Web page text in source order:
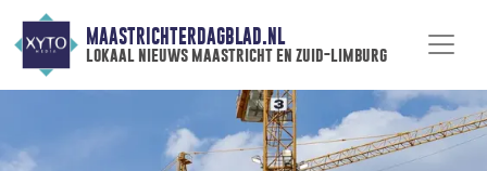
MAASTRICHTERDAGBLAD.NL
lokaal nieuws maastricht en zuid-limburg